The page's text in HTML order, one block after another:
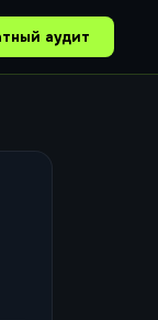
аудит